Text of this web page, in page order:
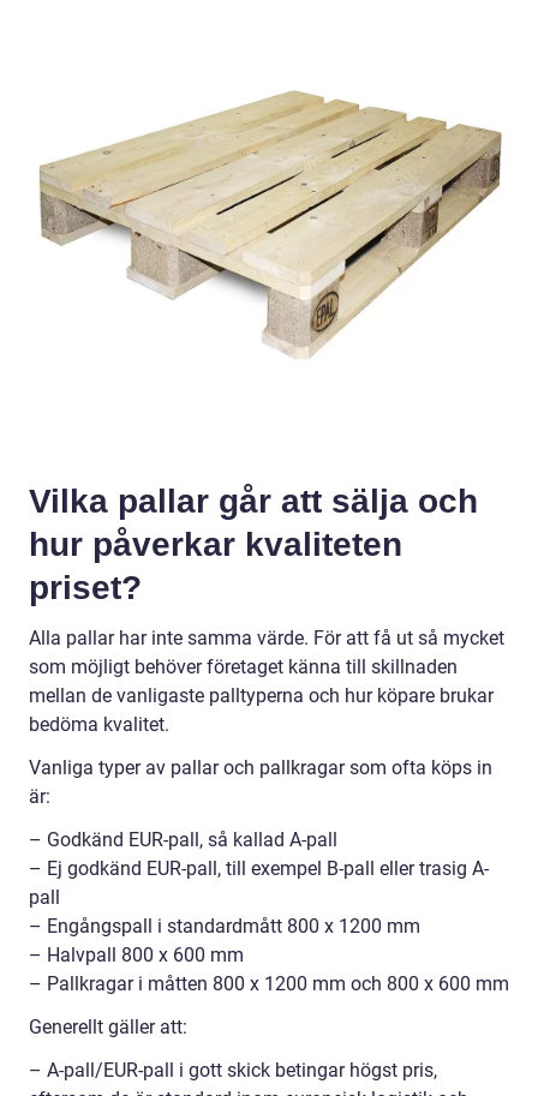
Vilka pallar går att sälja och
hur påverkar kvaliteten
priset?
Alla pallar har inte samma värde. För att få ut så mycket
som möjligt behöver företaget känna till skillnaden
mellan de vanligaste palltyperna och hur köpare brukar
bedöma kvalitet.
Vanliga typer av pallar och pallkragar som ofta köps in
är:
– Godkänd EUR-pall, så kallad A-pall
– Ej godkänd EUR-pall, till exempel B-pall eller trasig A-
pall
– Engångspall i standardmått 800 x 1200 mm
– Halvpall 800 x 600 mm
– Pallkragar i måtten 800 x 1200 mm och 800 x 600 mm
Generellt gäller att:
– A-pall/EUR-pall i gott skick betingar högst pris,